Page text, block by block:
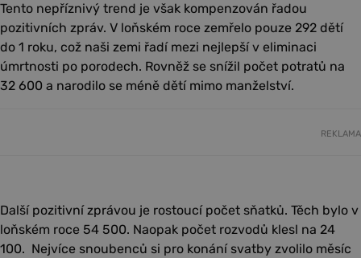
Tento nepříznivý trend je však kompenzován řadou
pozitivních zpráv. V loňském roce zemřelo pouze 292 dětí
do 1 roku, což naši zemi řadí mezi nejlepší v eliminaci
úmrtnosti po porodech. Rovněž se snížil počet potratů na
32 600 a narodilo se méně dětí mimo manželství.
REKLAMA
Další pozitivní zprávou je rostoucí počet sňatků. Těch bylo v
loňském roce 54 500. Naopak počet rozvodů klesl na 24
100. Nejvíce snoubenců si pro konání svatby zvolilo měsíc